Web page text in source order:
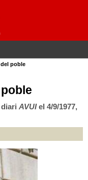
poble
AVUIel 4/9/1977,